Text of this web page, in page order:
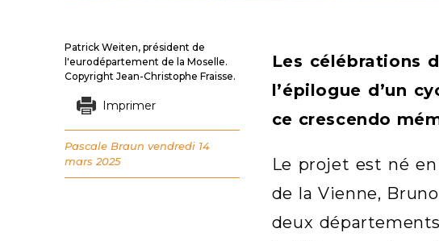
Les célébrations
l’épilogue d’un
ce crescendo
Le projet est né
de la Vienne,
deux
Patrick Weiten, président de
l'eurodépartement de la Moselle.
Copyright Jean-Christophe Fraisse.
Imprimer
Pascale Braun vendredi 14
mars 2025